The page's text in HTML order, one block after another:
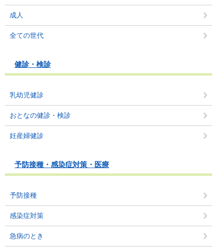
成人
全ての世代
健診・検診
乳幼児健診
おとなの健診・検診
妊産婦健診
予防接種・感染症対策・医療
予防接種
感染症対策
急病のとき